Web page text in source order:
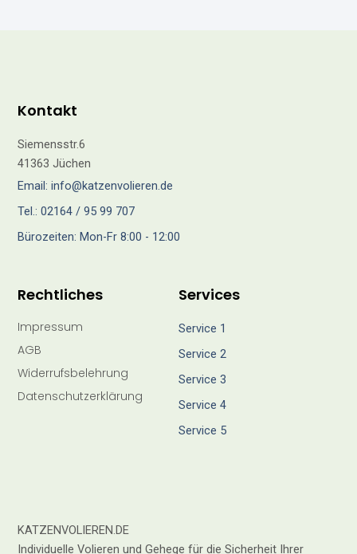
KATZENVOLIEREN.DE
Individuelle Volieren und Gehege für die Sicherheit Ihrer
Services
Service 1
Service 2
Service 3
Service 4
Service 5
Rechtliches
Impressum
AGB
Widerrufsbelehrung
Datenschutzerklärung
Kontakt
Siemensstr.6
41363 Jüchen
Email: info@katzenvolieren.de
Tel.: 02164 / 95 99 707
Bürozeiten: Mon-Fr 8:00 - 12:00